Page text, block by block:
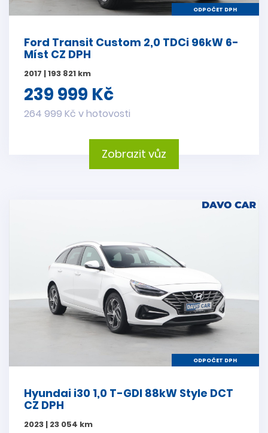
ODPOČET DPH
Ford Transit Custom 2,0 TDCi 96kW 6-
Míst CZ DPH
2017 | 193 821 km
239 999 Kč
264 999 Kč v hotovosti
Zobrazit vůz
ODPOČET DPH
Hyundai i30 1,0 T-GDI 88kW Style DCT
CZ DPH
2023 | 23 054 km